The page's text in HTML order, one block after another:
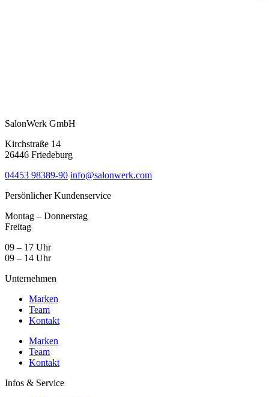
SalonWerk GmbH
Kirchstraße 14
26446 Friedeburg
04453 98389-90 info@salonwerk.com
Persönlicher Kundenservice
Montag – Donnerstag
Freitag
09 – 17 Uhr
09 – 14 Uhr
Unternehmen
Marken
Team
Kontakt
Marken
Team
Kontakt
Infos & Service